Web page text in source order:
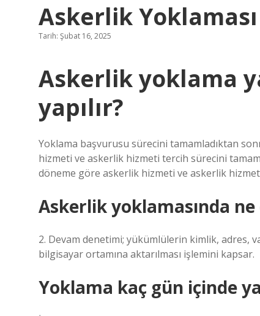
Askerlik
Tarih: Şubat 16, 2025
Askerlik yoklama
yapılır?
Yoklama başvurusu sürecini tamamladıktan
hizmeti ve askerlik hizmeti tercih sürecini
döneme göre askerlik hizmeti ve askerlik
Askerlik yoklamasında
2. Devam denetimi; yükümlülerin kimlik, adres,
bilgisayar ortamına aktarılması işlemini kapsar.
Yoklama kaç gün içinde